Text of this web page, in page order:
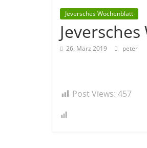
Jeversches Wochenblatt
26. März 2019 peter
Post Views: 457